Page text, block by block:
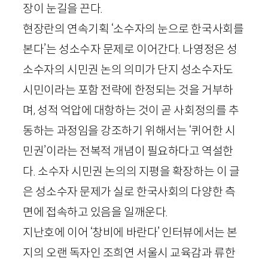
장이 눈길을 끈다.
현장란의 연속기획 ‘소수자의 눈으로 한국사회를
본다’는 성소수자 문제로 이어간다. 나영정은 성
소수자의 시민권 논의 의미가 단지 성소수자도
시민이라는 포함 전략에 한정되는 것을 거부하
며, 성적 억압에 대항하는 것이 곧 사회정의를 추
동하는 과정임을 강조하기 위해서는 ‘퀴어한 시
민권’이라는 전복적 개념이 필요하다고 역설한
다. 소수자 시민권 논의의 지평을 확장하는 이 글
은 성소수자 문제가 실로 한국사회의 다양한 측
면에 접속하고 있음을 일깨운다.
지난호에 이어 ‘창비에 바란다’ 인터뷰에서는 본
지의 오랜 독자인 조희연 서울시 교육감과 류한